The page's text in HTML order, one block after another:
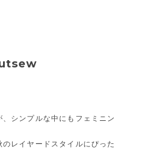
シンプルな中にもフェミニン
レイヤードスタイルにぴった